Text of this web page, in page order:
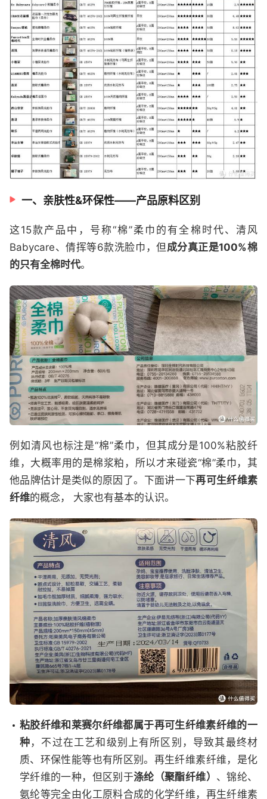
一、亲肤性&环保性——产品原料区别
这15款产品中，号称“棉”柔巾的有全棉时代、清风
Babycare、倩挥等6款洗脸巾，但成分真正是100%棉
的只有全棉时代。
例如清风也标注是“棉”柔巾，但其成分是100%粘胶纤
维，大概率用的是棉浆粕，所以才来碰瓷“棉”柔巾，其
他品牌估计是类似的原因了。下面讲一下再可生纤维素
纤维的概念， 大家也有基本的认识。
粘胶纤维和莱赛尔纤维都属于再可生纤维素纤维的一
种 ，不过在工艺和级别上有所区别，导致其最终材
质、环保性能等也有所区别。再生纤维素纤维，是化
学纤维的一种，但区别于涤纶（聚酯纤维） 、锦纶、
氨纶等完全由化工原料合成的化学纤维，再生纤维素